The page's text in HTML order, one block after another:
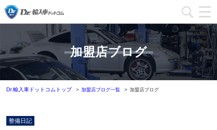
加盟店一覧
加盟店ブログ一覧
インフォメーション
加盟店ブログ
Dr.輸入車ドットコムトップ 加盟店ブログ一覧 加盟店ブログ
整備日記